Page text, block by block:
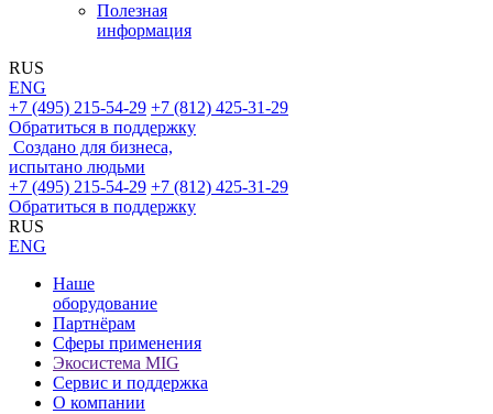
Полезная
информация
RUS
ENG
+7 (495) 215-54-29 +7 (812) 425-31-29
Обратиться в поддержку
Создано для бизнеса,
испытано людьми
+7 (495) 215-54-29 +7 (812) 425-31-29
Обратиться в поддержку
RUS
ENG
Наше
оборудование
Партнёрам
Сферы применения
Экосистема MIG
Сервис и поддержка
О компании